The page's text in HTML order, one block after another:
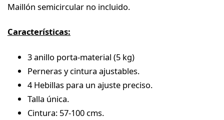
Maillón semicircular no incluido.
Características:
3 anillo porta-material (5 kg)
Perneras y cintura ajustables.
4 Hebillas para un ajuste preciso.
Talla única.
Cintura: 57-100 cms.